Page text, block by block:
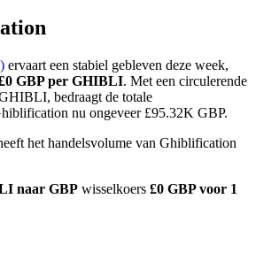
forex, edelmetalen en grondstoffen
ervaart een stabiel gebleven deze week,
GBP per GHIBLI. Met een circulerende
bedraagt de totale
nu ongeveer £95.32K GBP.
het handelsvolume van Ghiblification
naar GBP wisselkoers £0 GBP voor 1